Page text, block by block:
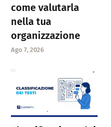
come valutarla
nella tua
organizzazione
Ago 7, 2026